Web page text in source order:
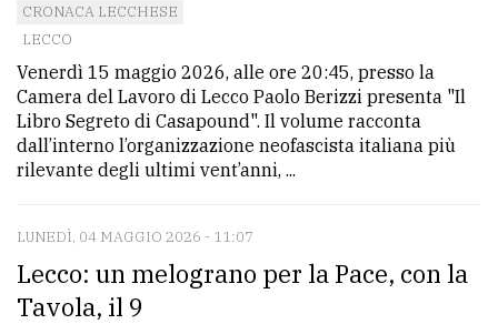
Privacy
policy
Cookie
policy
CRONACA LECCHESE
LECCO
Venerdì 15 maggio 2026, alle ore 20:45, presso la
Camera del Lavoro di Lecco Paolo Berizzi presenta "Il
Libro Segreto di Casapound". Il volume racconta
dall’interno l’organizzazione neofascista italiana più
rilevante degli ultimi vent’anni, ...
LUNEDÌ, 04 MAGGIO 2026 - 11:07
Lecco: un melograno per la Pace, con la
Tavola, il 9